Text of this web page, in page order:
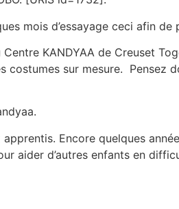
mois d’essayage ceci afin
KANDYAA de Creuset
costumes sur mesure. Pensez
Encore quelques
aider d’autres enfants en